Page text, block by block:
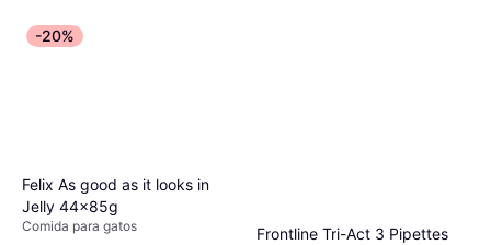
-20%
Felix As good as it looks in
Jelly 44x85g
Comida para gatos
Frontline Tri-Act 3 Pipettes